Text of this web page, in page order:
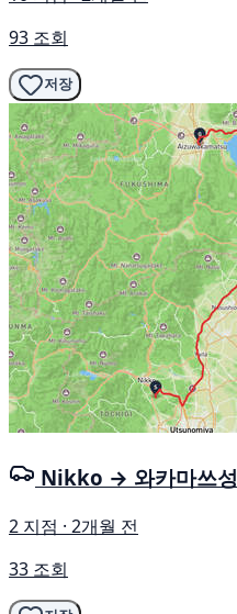
93 조회
저장
Nikko → 와카마쓰성
2 지점 · 2개월 전
33 조회